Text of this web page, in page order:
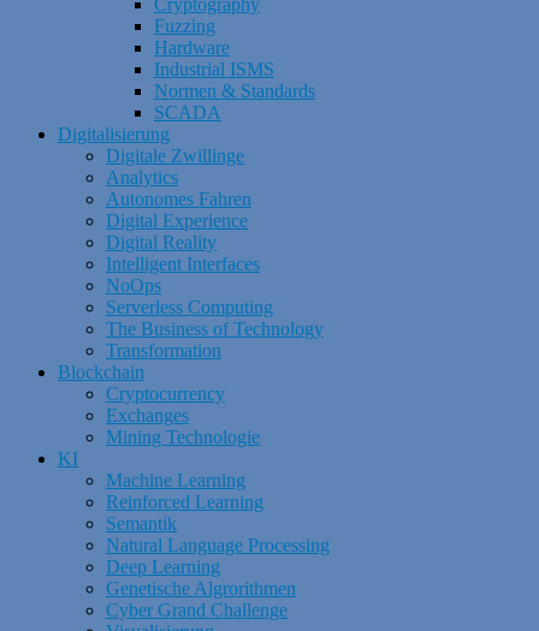
Cryptography
Fuzzing
Hardware
Industrial ISMS
Normen & Standards
SCADA
Digitalisierung
Digitale Zwillinge
Analytics
Autonomes Fahren
Digital Experience
Digital Reality
Intelligent Interfaces
NoOps
Serverless Computing
The Business of Technology
Transformation
Blockchain
Cryptocurrency
Exchanges
Mining Technologie
KI
Machine Learning
Reinforced Learning
Semantik
Natural Language Processing
Deep Learning
Genetische Algrorithmen
Cyber Grand Challenge